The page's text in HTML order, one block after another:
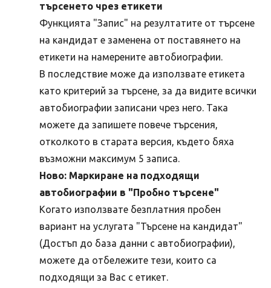
търсенето чрез етикети
Функцията "Запис" на резултатите от търсене
на кандидат е заменена от поставянето на
етикети на намерените автобиографии.
В последствие може да използвате етикета
като критерий за търсене, за да видите всички
автобиографии записани чрез него. Така
можете да запишете повече търсения,
отколкото в старата версия, където бяха
възможни максимум 5 записа.
Ново: Маркиране на подходящи
автобиографии в "Пробно търсене"
Когато използвате безплатния пробен
вариант на услугата "Търсене на кандидат"
(Достъп до база данни с автобиографии),
можете да отбележите тези, които са
подходящи за Вас с етикет.